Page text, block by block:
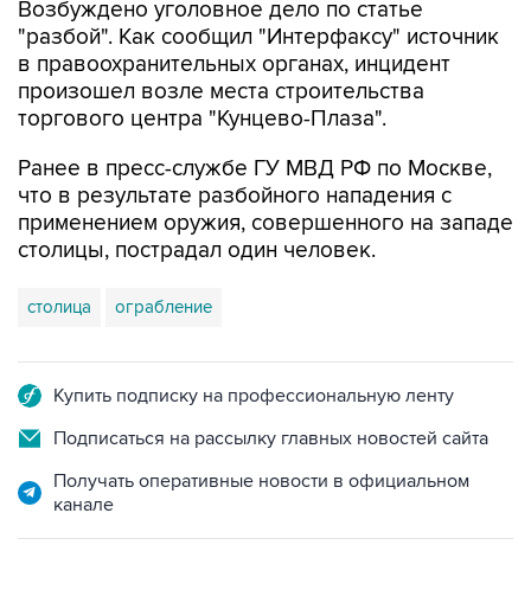
в правоохранительных органах, инцидент
произошел возле места строительства
торгового центра "Кунцево-Плаза".
Ранее в пресс-службе ГУ МВД РФ по Москве,
применением оружия, совершенного на западе
столицы, пострадал один человек.
столица ограбление
Подписаться на рассылку главных новостей сайта
Получать оперативные новости в официальном